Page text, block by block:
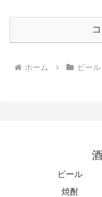
ホーム ビール
ビール
焼酎